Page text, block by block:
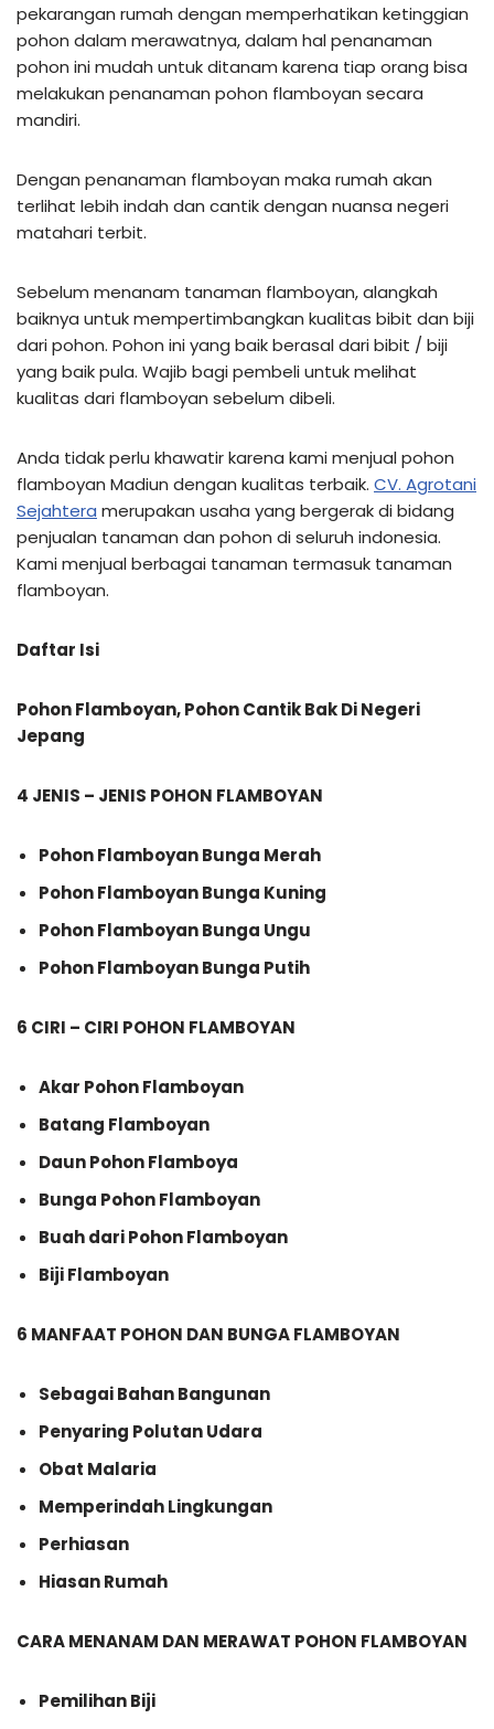
pekarangan rumah dengan memperhatikan ketinggian
pohon dalam merawatnya, dalam hal penanaman
pohon ini mudah untuk ditanam karena tiap orang bisa
melakukan penanaman pohon flamboyan secara
mandiri.
Dengan penanaman flamboyan maka rumah akan
terlihat lebih indah dan cantik dengan nuansa negeri
matahari terbit.
Sebelum menanam tanaman flamboyan, alangkah
baiknya untuk mempertimbangkan kualitas bibit dan biji
dari pohon. Pohon ini yang baik berasal dari bibit / biji
yang baik pula. Wajib bagi pembeli untuk melihat
kualitas dari flamboyan sebelum dibeli.
Anda tidak perlu khawatir karena kami menjual pohon
flamboyan Madiun dengan kualitas terbaik. CV. Agrotani
Sejahtera merupakan usaha yang bergerak di bidang
penjualan tanaman dan pohon di seluruh indonesia.
Kami menjual berbagai tanaman termasuk tanaman
flamboyan.
Daftar Isi
Pohon Flamboyan, Pohon Cantik Bak Di Negeri
Jepang
4 JENIS – JENIS POHON FLAMBOYAN
Pohon Flamboyan Bunga Merah
Pohon Flamboyan Bunga Kuning
Pohon Flamboyan Bunga Ungu
Pohon Flamboyan Bunga Putih
6 CIRI – CIRI POHON FLAMBOYAN
Akar Pohon Flamboyan
Batang Flamboyan
Daun Pohon Flamboya
Bunga Pohon Flamboyan
Buah dari Pohon Flamboyan
Biji Flamboyan
6 MANFAAT POHON DAN BUNGA FLAMBOYAN
Sebagai Bahan Bangunan
Penyaring Polutan Udara
Obat Malaria
Memperindah Lingkungan
Perhiasan
Hiasan Rumah
CARA MENANAM DAN MERAWAT POHON FLAMBOYAN
Pemilihan Biji